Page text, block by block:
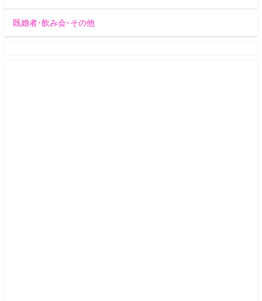
既婚者･飲み会･その他